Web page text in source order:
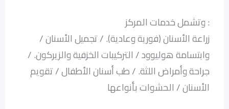
: وتشمل خدمات المركز
زراعة الأسنان (فورية وعادية). / تجميل الأسنان /
وابتسامة هوليوود / التركيبات الخزفية والزيركون. /
جراحة وأمراض اللثة. / طب أسنان الأطفال / تقويم
الأسنان / الحشوات بأنواعها